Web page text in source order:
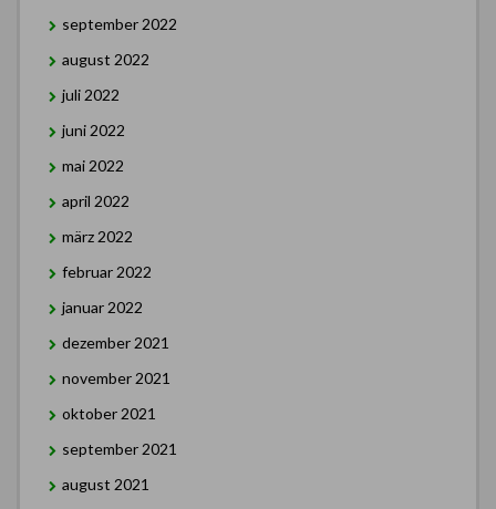
september 2022
august 2022
juli 2022
juni 2022
mai 2022
april 2022
märz 2022
februar 2022
januar 2022
dezember 2021
november 2021
oktober 2021
september 2021
august 2021